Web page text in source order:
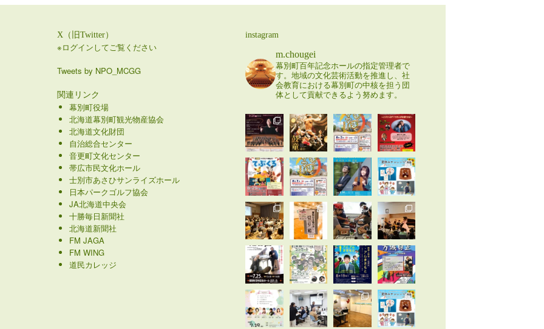
X（旧Twitter）
※ログインしてご覧ください
Tweets by NPO_MCGG
関連リンク
幕別町役場
北海道幕別町観光物産協会
北海道文化財団
自治総合センター
音更町文化センター
帯広市民文化ホール
士別市あさひサンライズホール
日本パークゴルフ協会
JA北海道中央会
十勝毎日新聞社
北海道新聞社
FM JAGA
FM WING
道民カレッジ
instagram
m.chougei
幕別町百年記念ホールの指定管理者で
す。地域の文化芸術活動を推進し、社
会教育における幕別町の中核を担う団
体として貢献できるよう努めます。